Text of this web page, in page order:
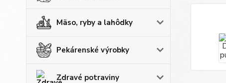
Mäso, ryby a lahôdky
Pekárenské výrobky
Zdravé potraviny